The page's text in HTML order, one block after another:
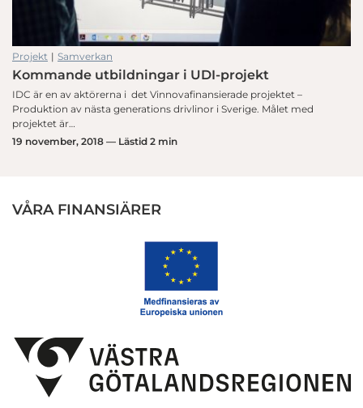
Projekt | Samverkan
Kommande utbildningar i UDI-projekt
IDC är en av aktörerna i det Vinnovafinansierade projektet –
Produktion av nästa generations drivlinor i Sverige. Målet med
projektet är…
19 november, 2018 — Lästid 2 min
VÅRA FINANSIÄRER